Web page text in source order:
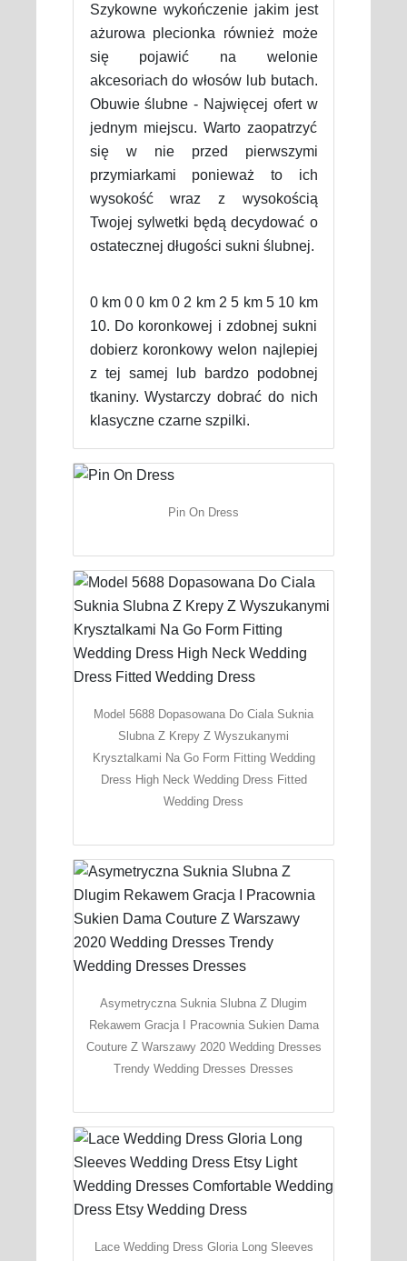
Szykowne wykończenie jakim jest
ażurowa plecionka również może
się pojawić na welonie
akcesoriach do włosów lub butach.
Obuwie ślubne - Najwięcej ofert w
jednym miejscu. Warto zaopatrzyć
się w nie przed pierwszymi
przymiarkami ponieważ to ich
wysokość wraz z wysokością
Twojej sylwetki będą decydować o
ostatecznej długości sukni ślubnej.
0 km 0 0 km 0 2 km 2 5 km 5 10 km
10. Do koronkowej i zdobnej sukni
dobierz koronkowy welon najlepiej
z tej samej lub bardzo podobnej
tkaniny. Wystarczy dobrać do nich
klasyczne czarne szpilki.
Pin On Dress
Model 5688 Dopasowana Do Ciala Suknia
Slubna Z Krepy Z Wyszukanymi
Krysztalkami Na Go Form Fitting Wedding
Dress High Neck Wedding Dress Fitted
Wedding Dress
Asymetryczna Suknia Slubna Z Dlugim
Rekawem Gracja I Pracownia Sukien Dama
Couture Z Warszawy 2020 Wedding Dresses
Trendy Wedding Dresses Dresses
Lace Wedding Dress Gloria Long Sleeves